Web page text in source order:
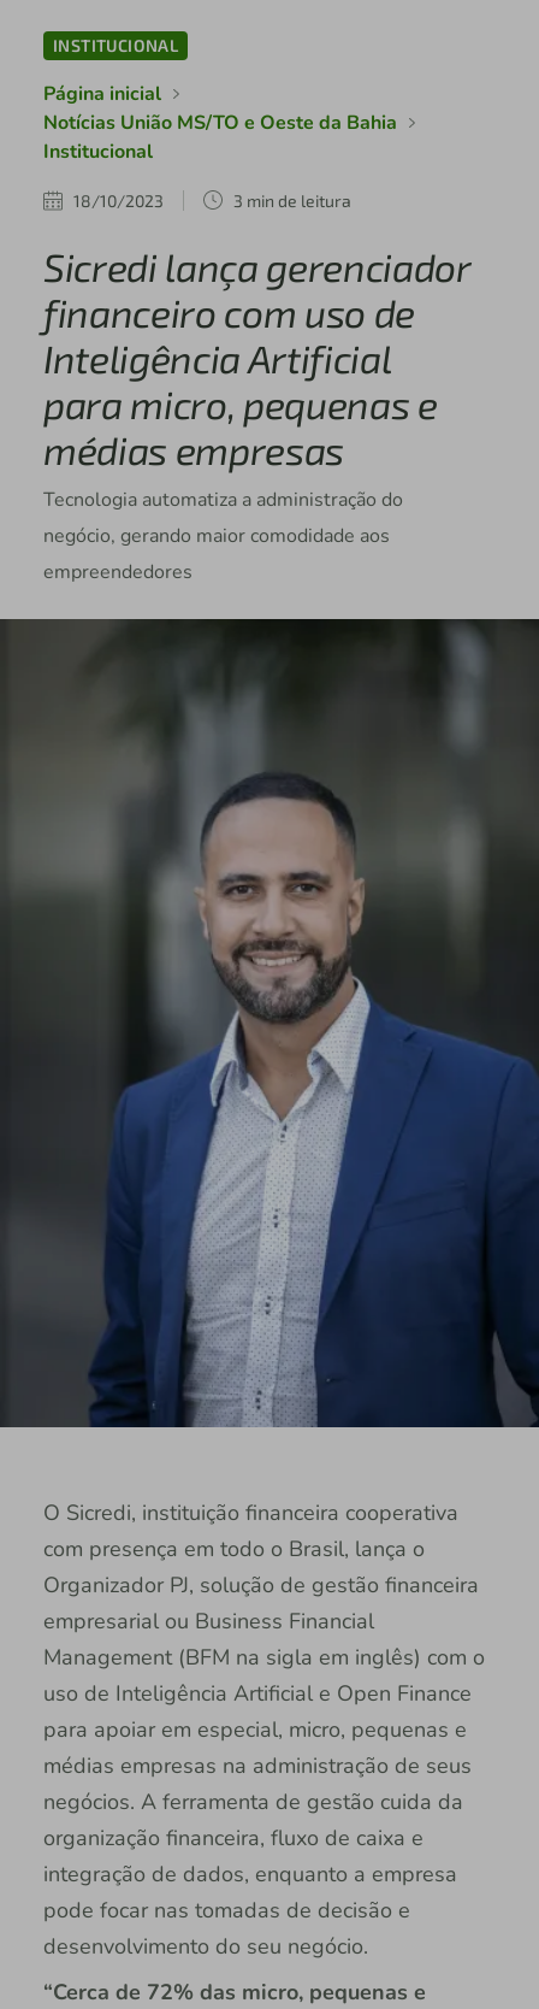
INSTITUCIONAL
Página inicial
Notícias União MS/TO e Oeste da Bahia
Institucional
18/10/2023 3 min de leitura
Sicredi lança gerenciador
financeiro com uso de
Inteligência Artificial
para micro, pequenas e
médias empresas
Tecnologia automatiza a administração do
negócio, gerando maior comodidade aos
empreendedores
O Sicredi, instituição financeira cooperativa
com presença em todo o Brasil, lança o
Organizador PJ, solução de gestão financeira
empresarial ou Business Financial
Management (BFM na sigla em inglês) com o
uso de Inteligência Artificial e Open Finance
para apoiar em especial, micro, pequenas e
médias empresas na administração de seus
negócios. A ferramenta de gestão cuida da
organização financeira, fluxo de caixa e
integração de dados, enquanto a empresa
pode focar nas tomadas de decisão e
desenvolvimento do seu negócio.
“Cerca de 72% das micro, pequenas e